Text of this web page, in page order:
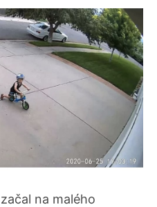
na malého